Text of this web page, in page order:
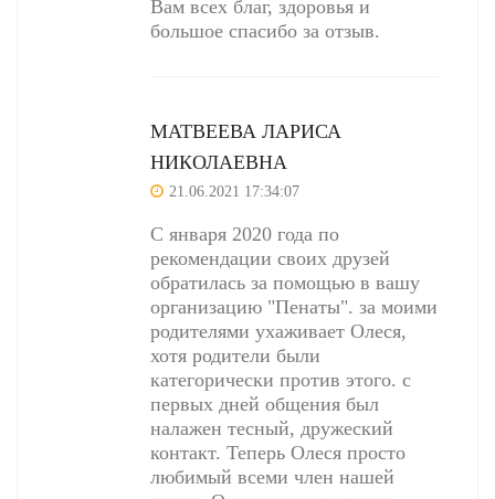
Вам всех благ, здоровья и
большое спасибо за отзыв.
МАТВЕЕВА ЛАРИСА
НИКОЛАЕВНА
21.06.2021 17:34:07
С января 2020 года по
рекомендации своих друзей
обратилась за помощью в вашу
организацию "Пенаты". за моими
родителями ухаживает Олеся,
хотя родители были
категорически против этого. с
первых дней общения был
налажен тесный, дружеский
контакт. Теперь Олеся просто
любимый всеми член нашей